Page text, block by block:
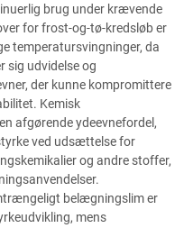
brug under krævende
for frost-og-tø-kredsløb er
temperatursvingninger, da
sig udvidelse og
der kunne kompromittere
Kemisk
afgørende ydeevnefordel,
ved udsættelse for
og andre stoffer,
belægningslim er
mens